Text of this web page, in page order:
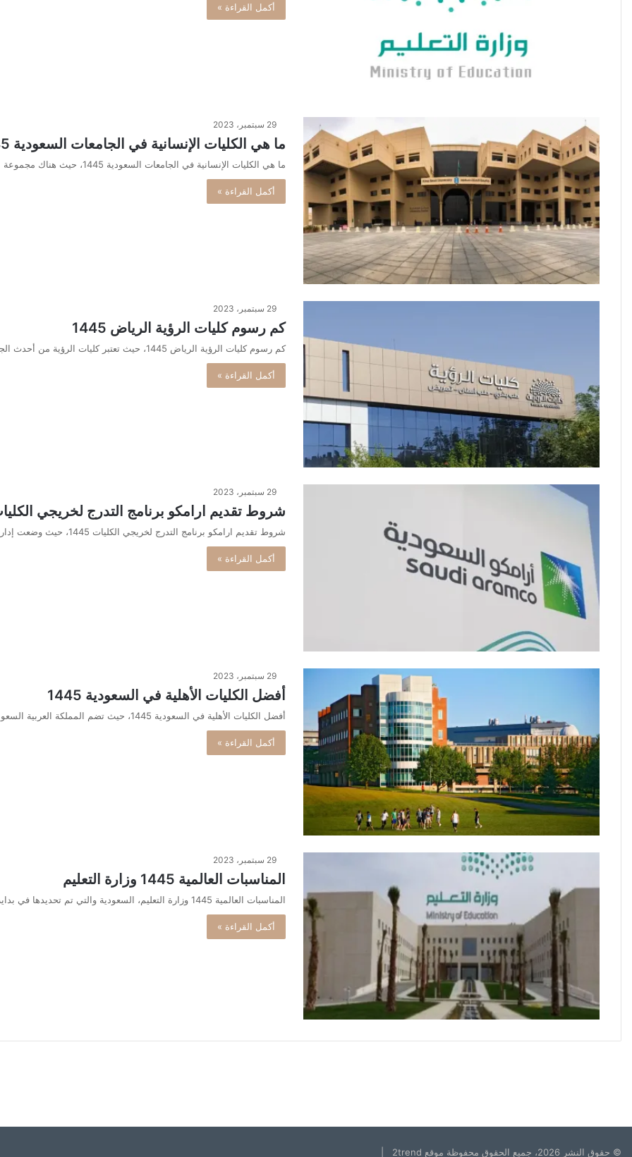
أكمل القراءة »
29 سبتمبر، 2023
ما هي الكليات الإنسانية في الجامعات السعودية 1445
ما هي الكليات الإنسانية في الجامعات السعودية 1445، حيث هناك مجموعة من الجامعات المنتشرة في جميع أنحاء المملكة العربية السعودية،…
أكمل القراءة »
29 سبتمبر، 2023
كم رسوم كليات الرؤية الرياض 1445
كم رسوم كليات الرؤية الرياض 1445، حيث تعتبر كليات الرؤية من أحدث الجامعات في المملكة العربية السعودية، حيث تقوم بتدريس…
أكمل القراءة »
29 سبتمبر، 2023
شروط تقديم ارامكو برنامج التدرج لخريجي الكليات
شروط تقديم ارامكو برنامج التدرج لخريجي الكليات 1445، حيث وضعت إدارة أرامكو في المملكة العربية السعودية شروطاً لخريجي الجامعات للتقدم…
أكمل القراءة »
29 سبتمبر، 2023
أفضل الكليات الأهلية في السعودية 1445
أفضل الكليات الأهلية في السعودية 1445، حيث تضم المملكة العربية السعودية العديد من الكليات الأهلية في المملكة التي تقدم مستوى تعليمي…
أكمل القراءة »
29 سبتمبر، 2023
المناسبات العالمية 1445 وزارة التعليم
المناسبات العالمية 1445 وزارة التعليم، السعودية والتي تم تحديدها في بداية الفصل الدراسي للعام الحالي 1445 هجرية حسب التقويم الأكاديمي،…
أكمل القراءة »
© حقوق النشر 2026، جميع الحقوق محفوظة موقع 2trend |